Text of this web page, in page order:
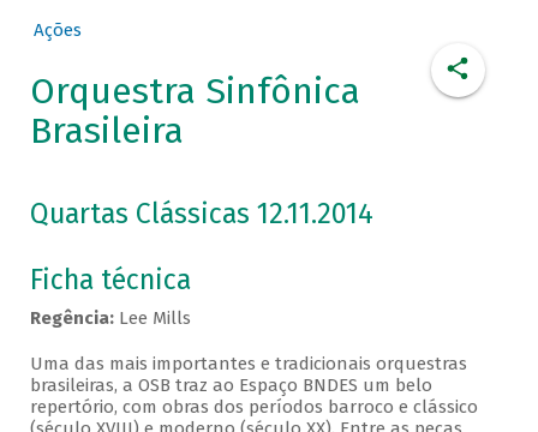
Ações
Orquestra Sinfônica
Brasileira
Quartas Clássicas 12.11.2014
Ficha técnica
Regência:Lee Mills
Uma das mais importantes e tradicionais orquestras
brasileiras, a OSB traz ao Espaço BNDES um belo
repertório, com obras dos períodos barroco e clássico